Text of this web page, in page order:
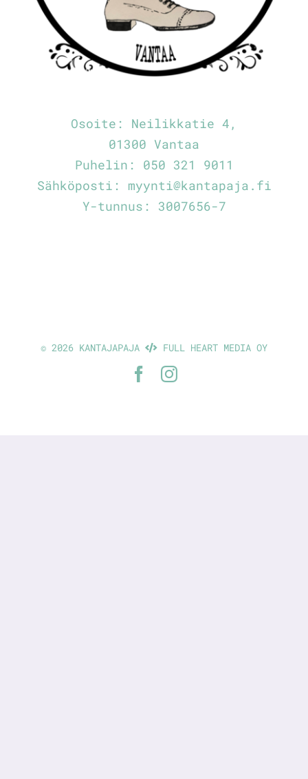
Osoite: Neilikkatie 4,
01300 Vantaa
Puhelin: 050 321 9011
Sähköposti: myynti@kantapaja.fi
Y-tunnus: 3007656-7
© 2026 KANTAJAPAJA FULL HEART MEDIA OY
Facebook
Instagram